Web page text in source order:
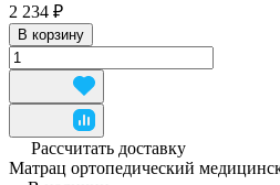
2 234 ₽
В корзину
Рассчитать доставку
Матрац ортопедический